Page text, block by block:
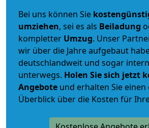
Bei uns können Sie
umziehen, sei es als Beiladung
kompletter Umzug. Unser
wir über die Jahre aufgebaut
deutschlandweit und sogar
unterwegs. Holen Sie sich jetzt
Angebote und erhalten Sie einen
Überblick über die Kosten für